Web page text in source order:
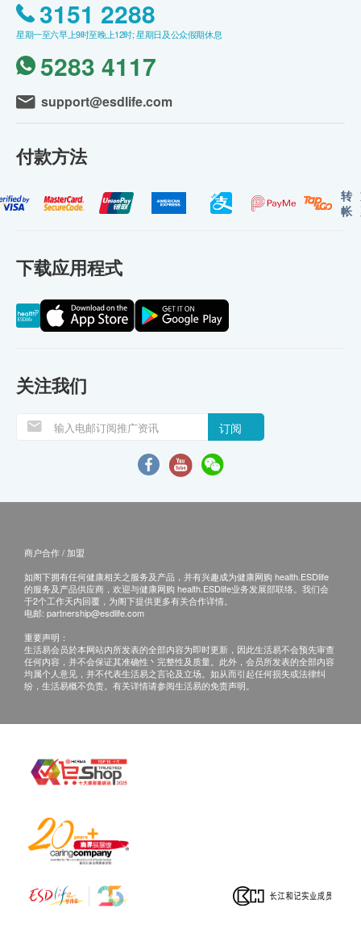
3151 2288
星期一至六早上9时至晚上12时; 星期日及公众假期休息
5283 4117
support@esdlife.com
付款方法
转
帐
下载应用程式
关注我们
订阅
商户合作 / 加盟
如阁下拥有任何健康相关之服务及产品，并有兴趣成为健康网购 health.ESDlife
的服务及产品供应商，欢迎与健康网购 health.ESDlife业务发展部联络。我们会
于2个工作天内回覆，为阁下提供更多有关合作详情。
电邮: partnership@esdlife.com
重要声明：
生活易会员於本网站内所发表的全部内容为即时更新，因此生活易不会预先审查
任何内容，并不会保证其准确性丶完整性及质量。此外，会员所发表的全部内容
均属个人意见，并不代表生活易之言论及立场。如从而引起任何损失或法律纠
纷，生活易概不负责。有关详情请参阅生活易的免责声明。